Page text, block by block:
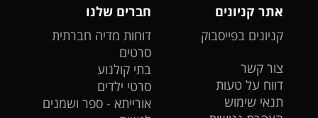
אתר קניונים
קניונים בפייסבוק
צור קשר
דווח על טעות
תנאי שימוש
חברים שלנו
דוחות מדיה חברתית
סרטים
בתי קולנוע
סרטי ילדים
אורייתא - ספר ושמנים